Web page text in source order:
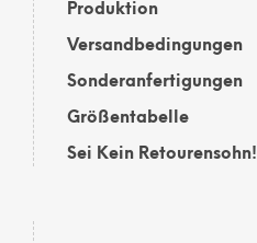
Produktion
Versandbedingungen
Sonderanfertigungen
Größentabelle
Sei Kein Retourensohn!